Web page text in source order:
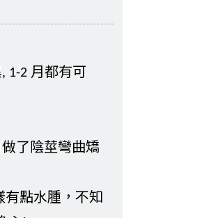
1-2 月都有可
了陰莖彎曲矯
有點水腫，不知